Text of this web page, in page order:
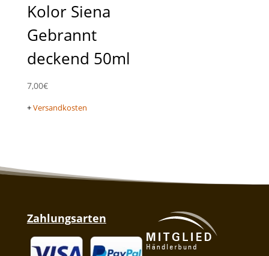
Kolor Siena
Gebrannt
deckend 50ml
7,00€
+Versandkosten
Zahlungsarten